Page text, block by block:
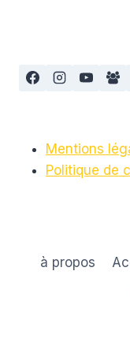
Mentions
Politique de
à propos